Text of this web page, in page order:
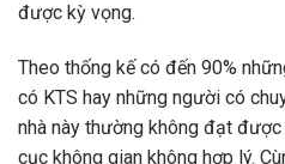
được kỳ vọng.
Theo thống kế có đến 90%
có KTS hay những người có
nhà này thường không đạt
cục không gian không hợp lý.